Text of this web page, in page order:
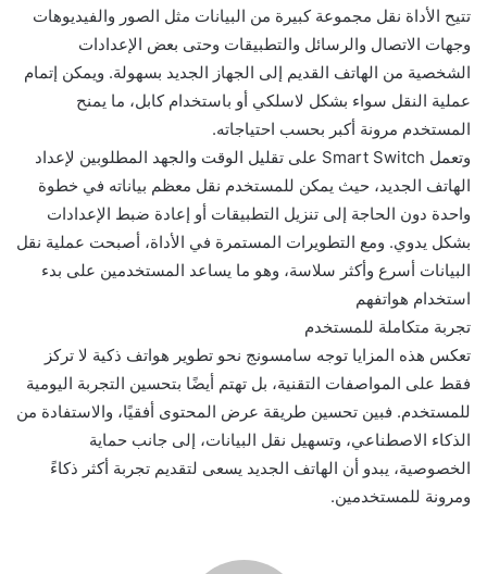
تتيح الأداة نقل مجموعة كبيرة من البيانات مثل الصور والفيديوهات
وجهات الاتصال والرسائل والتطبيقات وحتى بعض الإعدادات
الشخصية من الهاتف القديم إلى الجهاز الجديد بسهولة. ويمكن إتمام
عملية النقل سواء بشكل لاسلكي أو باستخدام كابل، ما يمنح
المستخدم مرونة أكبر بحسب احتياجاته.
وتعمل Smart Switch على تقليل الوقت والجهد المطلوبين لإعداد
الهاتف الجديد، حيث يمكن للمستخدم نقل معظم بياناته في خطوة
واحدة دون الحاجة إلى تنزيل التطبيقات أو إعادة ضبط الإعدادات
بشكل يدوي. ومع التطويرات المستمرة في الأداة، أصبحت عملية نقل
البيانات أسرع وأكثر سلاسة، وهو ما يساعد المستخدمين على بدء
استخدام هواتفهم
تجربة متكاملة للمستخدم
تعكس هذه المزايا توجه سامسونج نحو تطوير هواتف ذكية لا تركز
فقط على المواصفات التقنية، بل تهتم أيضًا بتحسين التجربة اليومية
للمستخدم. فبين تحسين طريقة عرض المحتوى أفقيًا، والاستفادة من
الذكاء الاصطناعي، وتسهيل نقل البيانات، إلى جانب حماية
الخصوصية، يبدو أن الهاتف الجديد يسعى لتقديم تجربة أكثر ذكاءً
ومرونة للمستخدمين.